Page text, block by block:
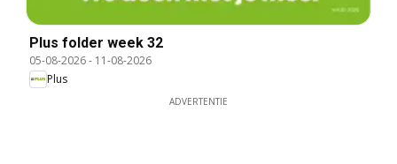
Plus folder week 32
05-08-2026- 11-08-2026
Plus
ADVERTENTIE